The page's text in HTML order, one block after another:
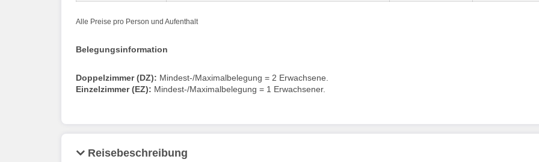
Alle Preise pro Person und Aufenthalt
Belegungsinformation
Doppelzimmer (DZ): Mindest-/Maximalbelegung = 2 Erwachsene.
Einzelzimmer (EZ): Mindest-/Maximalbelegung = 1 Erwachsener.
Reisebeschreibung